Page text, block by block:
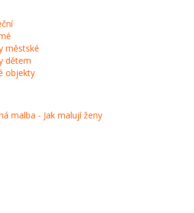
městské
dětem
objekty
malba - Jak malují ženy